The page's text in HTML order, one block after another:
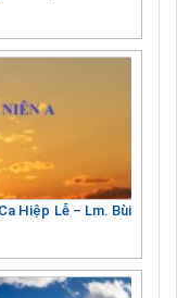
Hiệp Lễ – Lm. Bùi